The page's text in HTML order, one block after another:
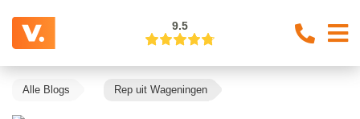
9.5
Alle Blogs Rep uit Wageningen